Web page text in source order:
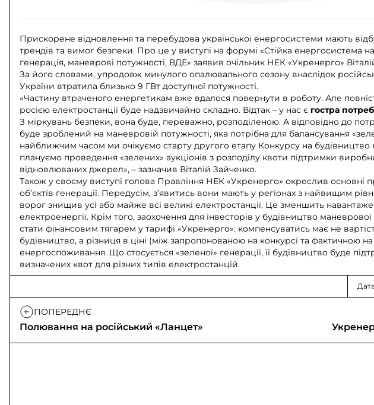
Прискорене відновлення та перебудова української енергосистеми мають
трендів та вимог безпеки. Про це у виступі на форумі «Стійка енергосистема
генерація, маневрові потужності, ВДЕ» заявив очільник НЕК «Укренерго»
За його словами, упродовж минулого опалювального сезону внаслідок
України втратила близько 9 ГВт доступної потужності.
«Частину втраченого енергетикам вже вдалося повернути в роботу. Але
росією електростанції буде надзвичайно складно. Відтак – у нас є гостра
З міркувань безпеки, вона буде, переважно, розподіленою. А відповідно до
буде зроблений на маневровій потужності, яка потрібна для балансування
найближчим часом ми очікуємо старту другого етапу Конкурсу на будівництво
плануємо проведення «зелених» аукціонів з розподілу квоти підтримки
відновлюваних джерел», – зазначив Віталій Зайченко.
Також у своєму виступі голова Правління НЕК «Укренерго» окреслив основні
об’єктів генерації. Передусім, з’явитись вони мають у регіонах з найвищим
ворог знищив усі або майже всі великі електростанції. Це зменшить
електроенергії. Крім того, заохочення для інвесторів у будівництво
стати фінансовим тягарем у тарифі «Укренерго»: компенсуватись має не
будівництво, а різниця в ціні (між запропонованою на конкурсі та фактичною
енергоспоживання. Що стосується «зеленої» генерації, її будівництво буде
визначених квот для різних типів електростанцій.
ПОПЕРЕДНЄ
Полювання на російський «Ланцет»